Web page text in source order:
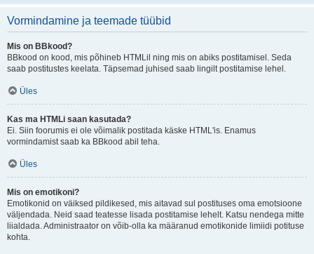
Vormindamine ja teemade tüübid
Mis on BBkood?
BBkood on kood, mis põhineb HTMLil ning mis on abiks postitamisel. Seda
saab postitustes keelata. Täpsemad juhised saab lingilt postitamise lehel.
Üles
Kas ma HTMLi saan kasutada?
Ei. Siin foorumis ei ole võimalik postitada käske HTML'is. Enamus
vormindamist saab ka BBkood abil teha.
Üles
Mis on emotikoni?
Emotikonid on väiksed pildikesed, mis aitavad sul postituses oma emotsioone
väljendada. Neid saad teatesse lisada postitamise lehelt. Katsu nendega mitte
liialdada. Administraator on võib-olla ka määranud emotikonide limiidi potituse
kohta.